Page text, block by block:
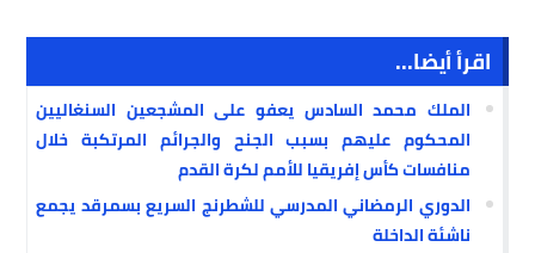
اقرأ أيضا...
الملك محمد السادس يعفو على المشجعين السنغاليين
المحكوم عليهم بسبب الجنح والجرائم المرتكبة خلال
منافسات كأس إفريقيا للأمم لكرة القدم
الدوري الرمضاني المدرسي للشطرنج السريع بسمرقد يجمع
ناشئة الداخلة